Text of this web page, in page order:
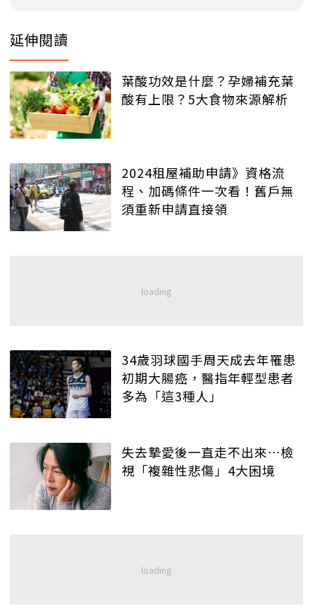
延伸閱讀
葉酸功效是什麼？孕婦補充葉
酸有上限？5大食物來源解析
2024租屋補助申請》資格流
程、加碼條件一次看！舊戶無
須重新申請直接領
34歲羽球國手周天成去年罹患
初期大腸癌，醫指年輕型患者
多為「這3種人」
失去摯愛後一直走不出來…檢
視「複雜性悲傷」4大困境